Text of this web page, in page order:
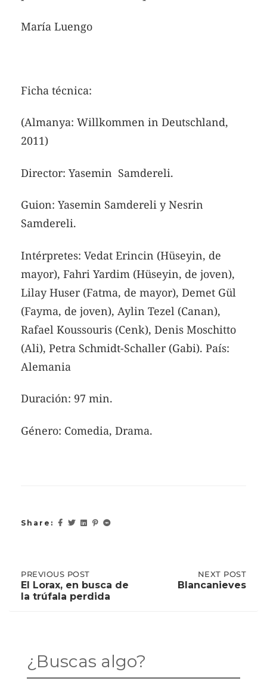
María Luengo
Ficha técnica:
(Almanya: Willkommen in Deutschland,
2011)
Director: Yasemin Samdereli.
Guion: Yasemin Samdereli y Nesrin
Samdereli.
Intérpretes: Vedat Erincin (Hüseyin, de
mayor), Fahri Yardim (Hüseyin, de joven),
Lilay Huser (Fatma, de mayor), Demet Gül
(Fayma, de joven), Aylin Tezel (Canan),
Rafael Koussouris (Cenk), Denis Moschitto
(Ali), Petra Schmidt-Schaller (Gabi). País:
Alemania
Duración: 97 min.
Género: Comedia, Drama.
Share:
Post
PREVIOUS
POST:
EL
LORAX,
PERDIDA
PREVIOUS POST
El Lorax, en busca de
la trúfala perdida
NEXT POST
Blancanieves
¿Buscas algo?